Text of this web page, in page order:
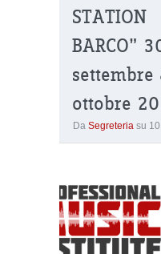
STATION
BARCO”
settembre
ottobre
Da Segreteria su